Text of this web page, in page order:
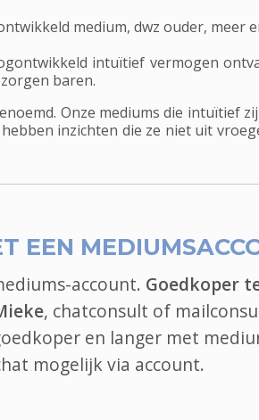
medium, dwz ouder, meer
intuïtief vermogen
baren.
Onze mediums die intuïtief
inzichten die ze niet uit
EEN
account. Goedkoper
, chatconsult of
en langer met
mogelijk via account.